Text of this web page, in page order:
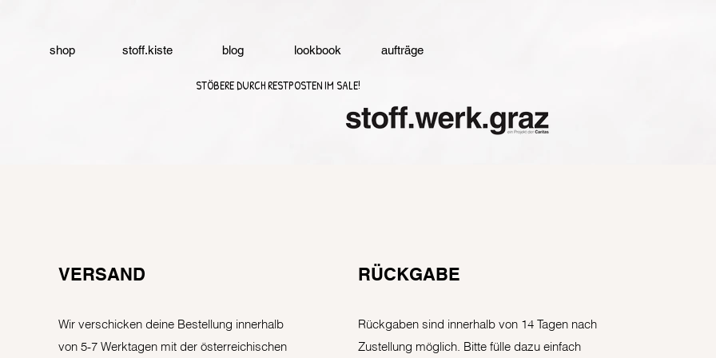
shop stoff.kiste blog lookbook aufträge
STÖBERE DURCH RESTPOSTEN IM SALE!
VERSAND
Wir verschicken deine Bestellung innerhalb
von 5-7 Werktagen mit der österreichischen
RÜCKGABE
Rückgaben sind innerhalb von 14 Tagen nach
Zustellung möglich. Bitte fülle dazu einfach